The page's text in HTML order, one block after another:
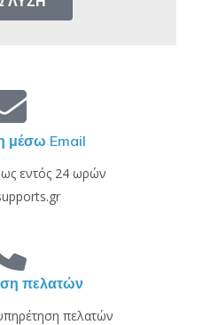
μέσω Email
εντός 24 ωρών
πελατών
πελατών